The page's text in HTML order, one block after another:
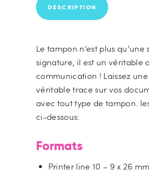
DESCRIPTION
Le tampon n’est plus qu’une
signature, il est un véritable
communication ! Laissez une
véritable trace sur vos
avec tout type de tampon.
ci-dessous:
Formats
Printer line 10 – 9 x 26 mm